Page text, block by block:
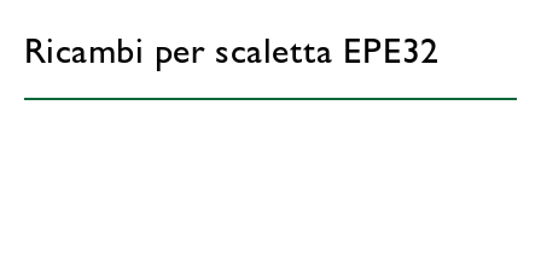
Ricambi per scaletta EPE32